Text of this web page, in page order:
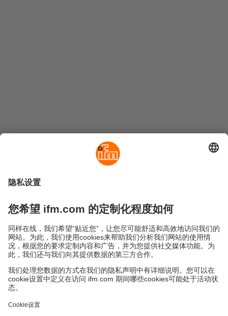
地点 (EN)
隐私政策
易福门电子(上海)有限公司
上海市浦东新区
盛夏路61弄1号楼6层
邮编: 201203
总机: 021 3813 4800
电子邮箱:info.cn@ifm.com
沪ICP备19047231号-1
沪公网安备31011502010310号